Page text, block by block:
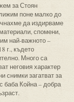
за Стоян
поне малко до
да издирваме
спомени,
най-важното –
г., където
Много са
неговия характер
снимки загатват за
баба Койна – добра